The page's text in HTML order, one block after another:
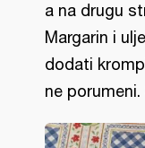
a na drugu
Margarin i
dodati
ne